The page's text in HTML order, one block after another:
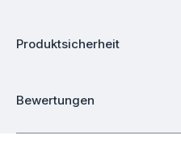
Produktsicherheit
Bewertungen